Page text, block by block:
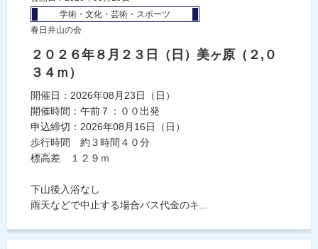
学術・文化・芸術・スポーツ
春日井山の会
２０２６年８月２３日（日）美ヶ原（２,０
３４ｍ）
開催日：2026年08月23日（日）
開催時間：午前７：００出発
申込締切：2026年08月16日（日）
歩行時間 約３時間４０分
標高差 １２９ｍ
下山後入浴なし
雨天などで中止する場合バス代金のキ...